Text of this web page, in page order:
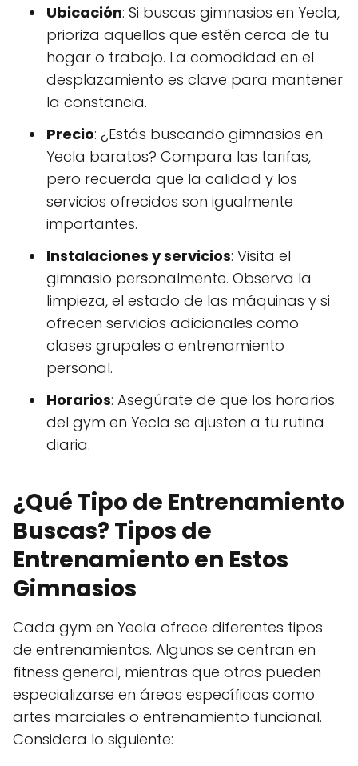
Ubicación: Si buscas gimnasios en Yecla,
prioriza aquellos que estén cerca de tu
hogar o trabajo. La comodidad en el
desplazamiento es clave para mantener
la constancia.
Precio: ¿Estás buscando gimnasios en
Yecla baratos? Compara las tarifas,
pero recuerda que la calidad y los
servicios ofrecidos son igualmente
importantes.
Instalaciones y servicios: Visita el
gimnasio personalmente. Observa la
limpieza, el estado de las máquinas y si
ofrecen servicios adicionales como
clases grupales o entrenamiento
personal.
Horarios: Asegúrate de que los horarios
del gym en Yecla se ajusten a tu rutina
diaria.
¿Qué Tipo de Entrenamiento
Buscas? Tipos de
Entrenamiento en Estos
Gimnasios
Cada gym en Yecla ofrece diferentes tipos
de entrenamientos. Algunos se centran en
fitness general, mientras que otros pueden
especializarse en áreas específicas como
artes marciales o entrenamiento funcional.
Considera lo siguiente: